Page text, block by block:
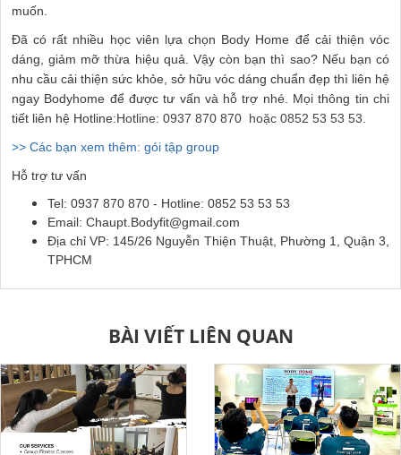
muốn.
Đã có rất nhiều học viên lựa chọn Body Home để cải thiện vóc
dáng, giảm mỡ thừa hiệu quả. Vậy còn bạn thì sao? Nếu bạn có
nhu cầu cải thiện sức khỏe, sở hữu vóc dáng chuẩn đẹp thì liên hệ
ngay Bodyhome để được tư vấn và hỗ trợ nhé. Mọi thông tin chi
tiết liên hệ Hotline:Hotline: 0937 870 870 hoặc 0852 53 53 53.
>> Các bạn xem thêm: gói tập group
Hỗ trợ tư vấn
Tel: 0937 870 870 - Hotline: 0852 53 53 53
Email: Chaupt.Bodyfit@gmail.com
Địa chỉ VP: 145/26 Nguyễn Thiện Thuật, Phường 1, Quận 3,
TPHCM
BÀI VIẾT LIÊN QUAN